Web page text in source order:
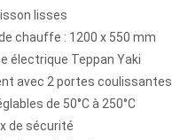
lisses
chauffe : 1200 x 550 mm
électrique Teppan Yaki
avec 2 portes coulissantes
de 50°C à 250°C
de sécurité